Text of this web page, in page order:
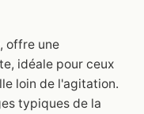
offre une
idéale pour ceux
loin de l'agitation.
typiques de la